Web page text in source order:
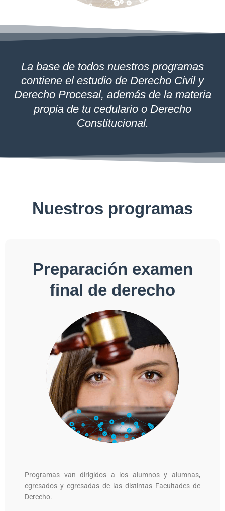
La base de todos nuestros programas
contiene el estudio de Derecho Civil y
Derecho Procesal, además de la materia
propia de tu cedulario o Derecho
Constitucional.
Nuestros programas
Preparación examen
final de derecho
Programas van dirigidos a los alumnos y alumnas,
egresados y egresadas de las distintas Facultades de
Derecho.